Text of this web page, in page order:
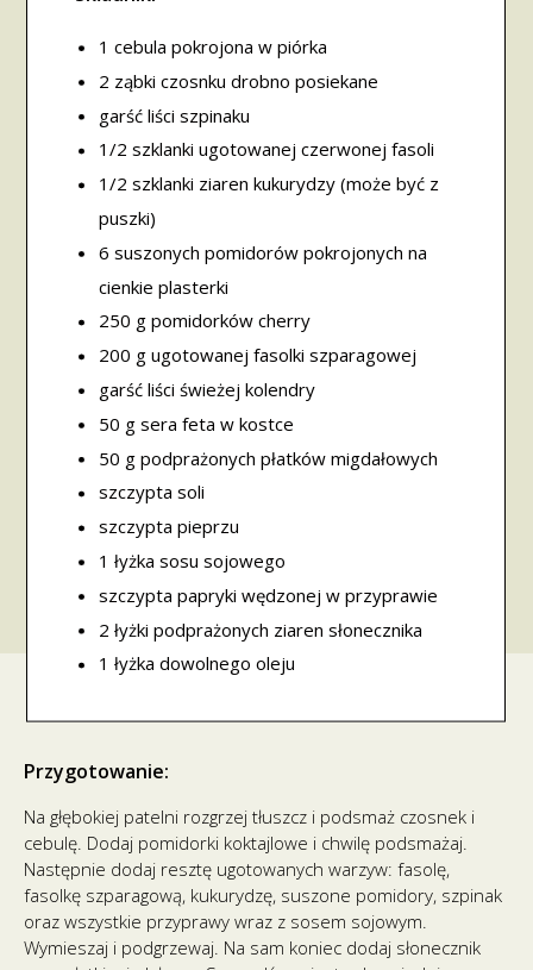
1 cebula pokrojona w piórka
2 ząbki czosnku drobno posiekane
garść liści szpinaku
1/2 szklanki ugotowanej czerwonej fasoli
1/2 szklanki ziaren kukurydzy (może być z
puszki)
6 suszonych pomidorów pokrojonych na
cienkie plasterki
250 g pomidorków cherry
200 g ugotowanej fasolki szparagowej
garść liści świeżej kolendry
50 g sera feta w kostce
50 g podprażonych płatków migdałowych
szczypta soli
szczypta pieprzu
1 łyżka sosu sojowego
szczypta papryki wędzonej w przyprawie
2 łyżki podprażonych ziaren słonecznika
1 łyżka dowolnego oleju
Przygotowanie:
Na głębokiej patelni rozgrzej tłuszcz i podsmaż czosnek i
cebulę. Dodaj pomidorki koktajlowe i chwilę podsmażaj.
Następnie dodaj resztę ugotowanych warzyw: fasolę,
fasolkę szparagową, kukurydzę, suszone pomidory, szpinak
oraz wszystkie przyprawy wraz z sosem sojowym.
Wymieszaj i podgrzewaj. Na sam koniec dodaj słonecznik